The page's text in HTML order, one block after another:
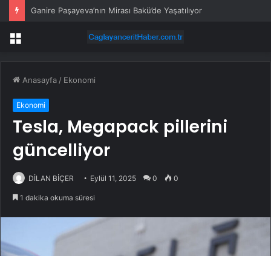
Ganire Paşayeva’nın Mirası Bakü’de Yaşatılıyor
Menü
Anasayfa / Ekonomi
Ekonomi
Tesla, Megapack pillerini
güncelliyor
DİLAN BİÇER Eylül 11, 2025 0 0
1 dakika okuma süresi